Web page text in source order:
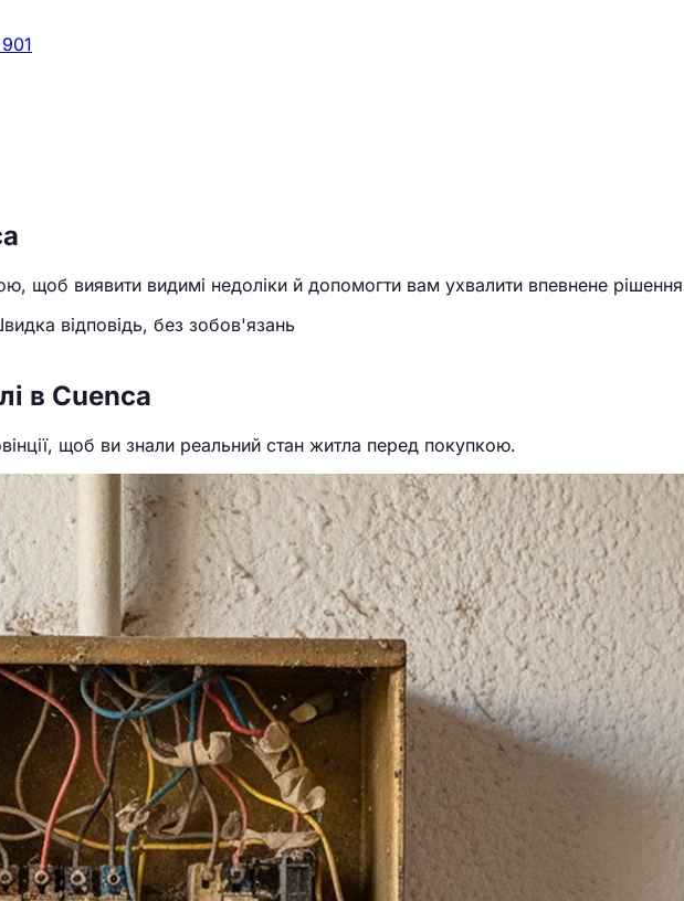
щоб виявити видимі недоліки й допомогти вам ухвалити впевнене
відповідь, без зобов'язань
в Cuenca
щоб ви знали реальний стан житла перед покупкою.